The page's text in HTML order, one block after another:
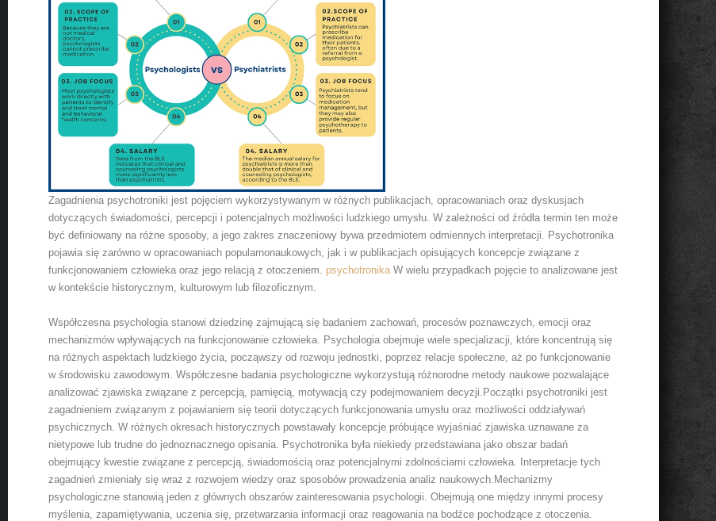
Zagadnienia psychotroniki jest pojęciem wykorzystywanym w różnych publikacjach, opracowaniach oraz dyskusjach
dotyczących świadomości, percepcji i potencjalnych możliwości ludzkiego umysłu. W zależności od źródła termin ten może
być definiowany na różne sposoby, a jego zakres znaczeniowy bywa przedmiotem odmiennych interpretacji. Psychotronika
pojawia się zarówno w opracowaniach popularnonaukowych, jak i w publikacjach opisujących koncepcje związane z
funkcjonowaniem człowieka oraz jego relacją z otoczeniem. psychotronikaW wielu przypadkach pojęcie to analizowane jest
w kontekście historycznym, kulturowym lub filozoficznym.
Współczesna psychologia stanowi dziedzinę zajmującą się badaniem zachowań, procesów poznawczych, emocji oraz
mechanizmów wpływających na funkcjonowanie człowieka. Psychologia obejmuje wiele specjalizacji, które koncentrują się
na różnych aspektach ludzkiego życia, począwszy od rozwoju jednostki, poprzez relacje społeczne, aż po funkcjonowanie
w środowisku zawodowym. Współczesne badania psychologiczne wykorzystują różnorodne metody naukowe pozwalające
analizować zjawiska związane z percepcją, pamięcią, motywacją czy podejmowaniem decyzji.Początki psychotroniki jest
zagadnieniem związanym z pojawianiem się teorii dotyczących funkcjonowania umysłu oraz możliwości oddziaływań
psychicznych. W różnych okresach historycznych powstawały koncepcje próbujące wyjaśniać zjawiska uznawane za
nietypowe lub trudne do jednoznacznego opisania. Psychotronika była niekiedy przedstawiana jako obszar badań
obejmujący kwestie związane z percepcją, świadomością oraz potencjalnymi zdolnościami człowieka. Interpretacje tych
zagadnień zmieniały się wraz z rozwojem wiedzy oraz sposobów prowadzenia analiz naukowych.Mechanizmy
psychologiczne stanowią jeden z głównych obszarów zainteresowania psychologii. Obejmują one między innymi procesy
myślenia, zapamiętywania, uczenia się, przetwarzania informacji oraz reagowania na bodźce pochodzące z otoczenia.